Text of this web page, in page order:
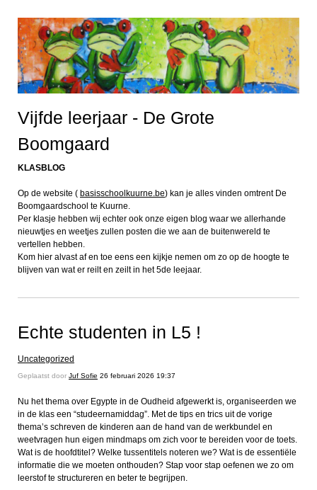
Vijfde leerjaar - De Grote
Boomgaard
KLASBLOG
Op de website ( basisschoolkuurne.be) kan je alles vinden omtrent De
Boomgaardschool te Kuurne.
Per klasje hebben wij echter ook onze eigen blog waar we allerhande
nieuwtjes en weetjes zullen posten die we aan de buitenwereld te
vertellen hebben.
Kom hier alvast af en toe eens een kijkje nemen om zo op de hoogte te
blijven van wat er reilt en zeilt in het 5de leejaar.
Echte studenten in L5 !
Uncategorized
Geplaatst door Juf Sofie 26 februari 2026 19:37
Nu het thema over Egypte in de Oudheid afgewerkt is, organiseerden we
in de klas een “studeernamiddag”. Met de tips en trics uit de vorige
thema’s schreven de kinderen aan de hand van de werkbundel en
weetvragen hun eigen mindmaps om zich voor te bereiden voor de toets.
Wat is de hoofdtitel? Welke tussentitels noteren we? Wat is de essentiële
informatie die we moeten onthouden? Stap voor stap oefenen we zo om
leerstof te structureren en beter te begrijpen.